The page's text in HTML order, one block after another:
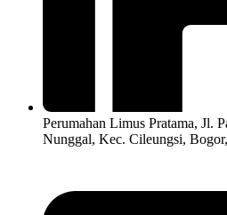
Perumahan Limus Pratama, Jl.
Nunggal, Kec. Cileungsi,